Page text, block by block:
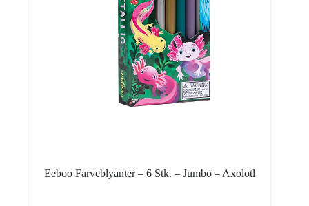
Eeboo Farveblyanter – 6 Stk. – Jumbo – Axolotl